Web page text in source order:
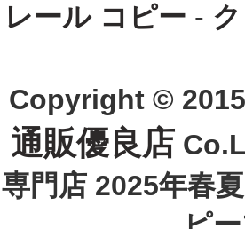
レール コピー -
Copyright ©
通販優良店
専門店 2025年春